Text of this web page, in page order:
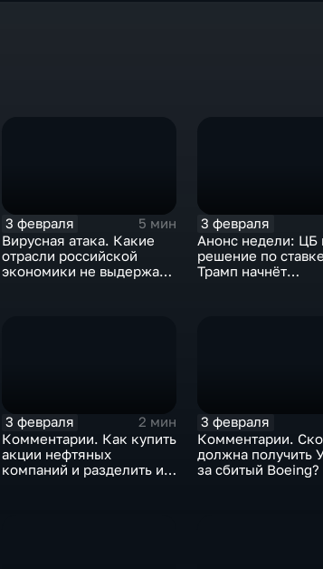
3 февраля
5 мин
Вирусная атака. Какие
отрасли российской
экономики не выдержат
3 февраля
Анонс недели: ЦБ
решение по
Трамп начнёт
3 февраля
2 мин
Комментарии. Как купить
акции нефтяных
компаний и разделить их
3 февраля
Комментарии.
должна получить
за сбитый Boeing?